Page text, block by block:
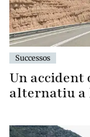
Successos
Un accident
alternatiu a